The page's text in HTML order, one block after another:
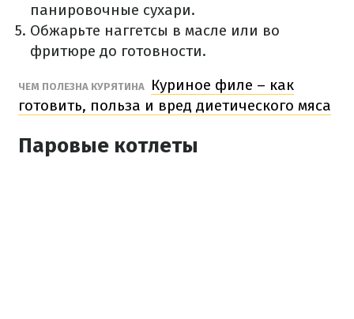
панировочные сухари.
Обжарьте наггетсы в масле или во
фритюре до готовности.
ЧЕМ ПОЛЕЗНА КУРЯТИНА
Куриное филе – как
готовить, польза и вред диетического мяса
Паровые котлеты